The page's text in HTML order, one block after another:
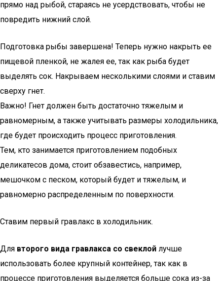
прямо над рыбой, стараясь не усердствовать, чтобы не
повредить нижний слой.
Подготовка рыбы завершена! Теперь нужно накрыть ее
пищевой пленкой, не жалея ее, так как рыба будет
выделять сок. Накрываем несколькими слоями и ставим
сверху гнет.
Важно! Гнет должен быть достаточно тяжелым и
равномерным, а также учитывать размеры холодильника,
где будет происходить процесс приготовления.
Тем, кто занимается приготовлением подобных
деликатесов дома, стоит обзавестись, например,
мешочком с песком, который будет и тяжелым, и
равномерно распределенным по поверхности.
Ставим первый гравлакс в холодильник.
Для второго вида гравлакса со свеклой лучше
использовать более крупный контейнер, так как в
процессе приготовления выделяется больше сока из-за